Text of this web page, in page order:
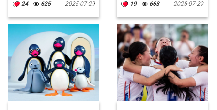
24 625 2025-07-29 19 663 2025-07-29